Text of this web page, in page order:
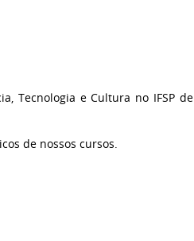
Tecnologia e Cultura no IFSP de
de nossos cursos.